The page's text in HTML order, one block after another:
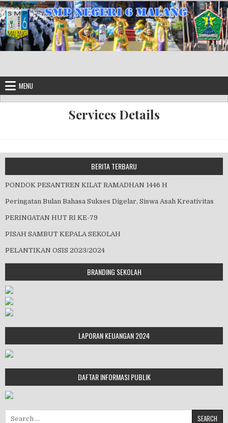
Skip to content
MENU
Services Details
BERITA TERBARU
PONDOK PESANTREN KILAT RAMADHAN 1446 H
Peringatan Bulan Bahasa Sukses Digelar, Siswa Asah Kreativitas
PERINGATAN HUT RI KE-79
PISAH SAMBUT KEPALA SEKOLAH
PELANTIKAN OSIS 2023/2024
BRANDING SEKOLAH
LAPORAN KEUANGAN 2024
DAFTAR INFORMASI PUBLIK